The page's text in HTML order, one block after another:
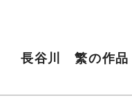
長谷川 繁の作品